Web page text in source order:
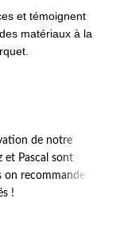
et témoignent
matériaux à la
de notre
et Pascal sont
on recommande
!